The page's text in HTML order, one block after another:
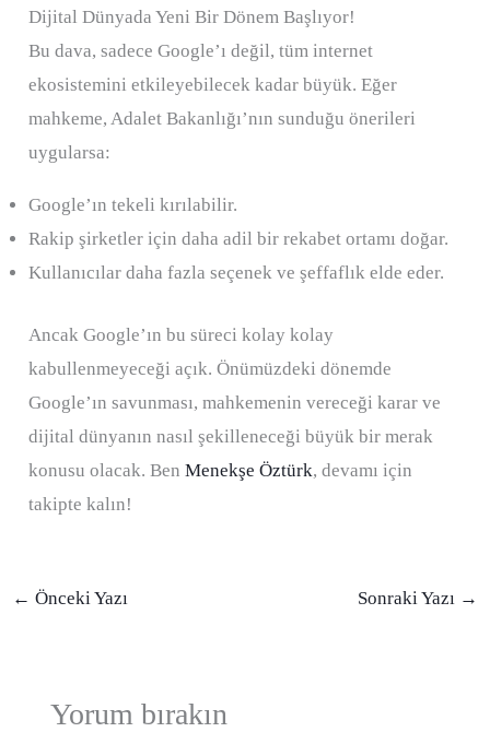
Dijital Dünyada Yeni Bir Dönem Başlıyor!
Bu dava, sadece Google’ı değil, tüm internet
ekosistemini etkileyebilecek kadar büyük. Eğer
mahkeme, Adalet Bakanlığı’nın sunduğu önerileri
uygularsa:
Google’ın tekeli kırılabilir.
Rakip şirketler için daha adil bir rekabet ortamı doğar.
Kullanıcılar daha fazla seçenek ve şeffaflık elde eder.
Ancak Google’ın bu süreci kolay kolay
kabullenmeyeceği açık. Önümüzdeki dönemde
Google’ın savunması, mahkemenin vereceği karar ve
dijital dünyanın nasıl şekilleneceği büyük bir merak
konusu olacak. BenMenekşe Öztürk, devamı için
takipte kalın!
← Önceki Yazı Sonraki Yazı →
Yorum bırakın